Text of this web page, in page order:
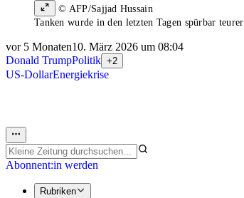
© AFP/Sajjad Hussain
Tanken wurde in den letzten Tagen spürbar teurer
vor 5 Monaten10. März 2026 um 08:04
Donald TrumpPolitik +2
US-DollarEnergiekrise
Abonnent:in werden
Rubriken